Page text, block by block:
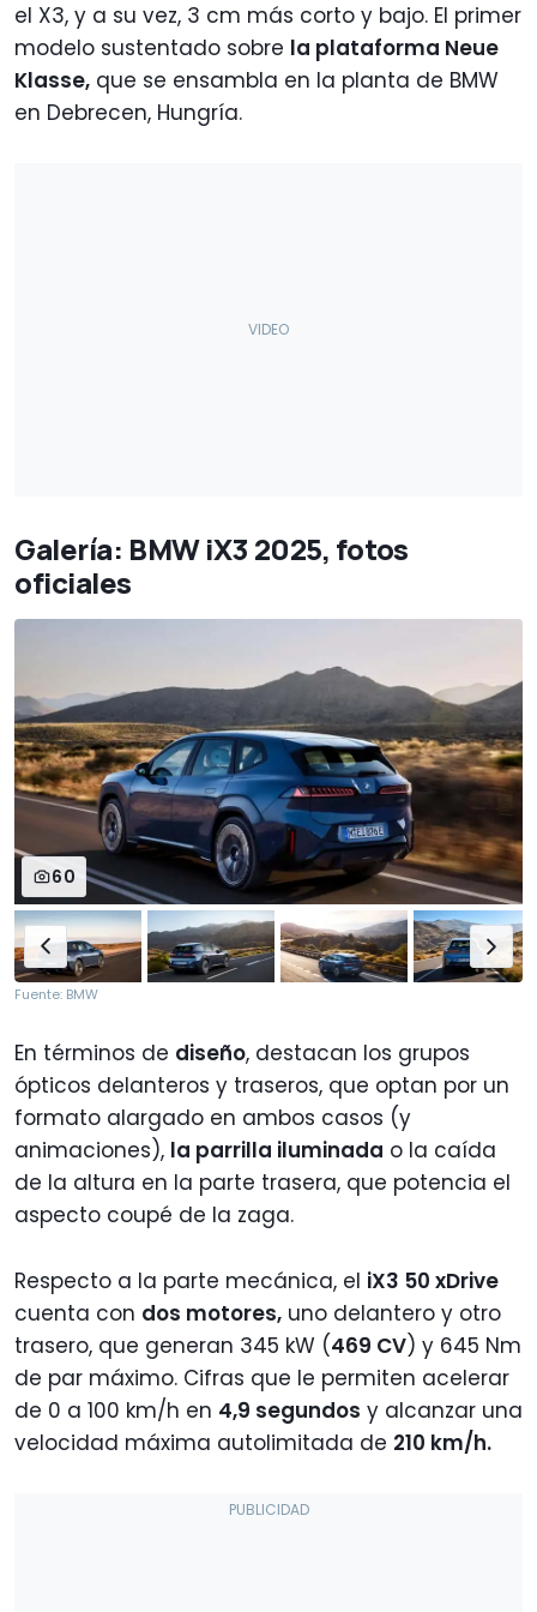
el X3, y a su vez, 3 cm más corto y bajo. El primer
modelo sustentado sobre la plataforma Neue
Klasse, que se ensambla en la planta de BMW
en Debrecen, Hungría.
Galería: BMW iX3 2025, fotos
oficiales
60
Fuente: BMW
En términos de diseño, destacan los grupos
ópticos delanteros y traseros, que optan por un
formato alargado en ambos casos (y
animaciones), la parrilla iluminada o la caída
de la altura en la parte trasera, que potencia el
aspecto coupé de la zaga.
Respecto a la parte mecánica, el iX3 50 xDrive
cuenta con dos motores, uno delantero y otro
trasero, que generan 345 kW (469 CV) y 645 Nm
de par máximo. Cifras que le permiten acelerar
de 0 a 100 km/h en 4,9 segundos y alcanzar una
velocidad máxima autolimitada de 210 km/h.